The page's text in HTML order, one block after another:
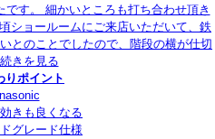
。 細かいところも打ち合わせ頂き
ショールームにご来店いただいて、鉄
とのことでしたので、階段の横が仕切
続きを見る
りポイント
きも良くなる
グレード仕様